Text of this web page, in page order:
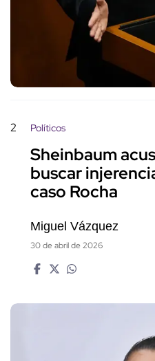
2 Políticos
Sheinbaum
buscar
caso Rocha
Miguel Vázquez
30 de abril de 2026